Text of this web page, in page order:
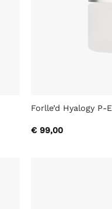
Forlle’d Hyalogy
€ 99,00